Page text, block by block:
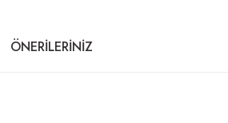
ÖNERİLERİNİZ